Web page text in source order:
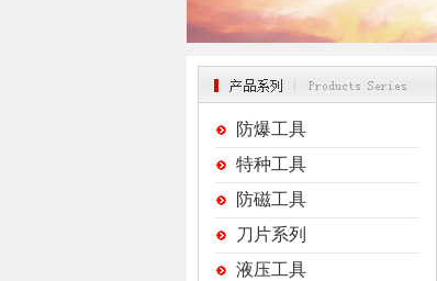
防爆工具
特种工具
防磁工具
刀片系列
液压工具